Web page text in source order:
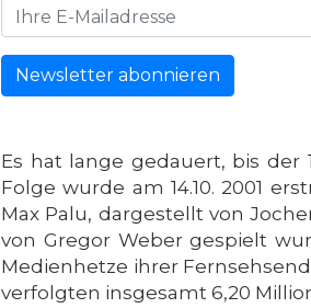
Newsletter abonnieren
Es hat lange gedauert, bis der
Folge wurde am 14.10. 2001
Max Palu, dargestellt von
von Gregor Weber gespielt
Medienhetze ihrer
verfolgten insgesamt 6,20